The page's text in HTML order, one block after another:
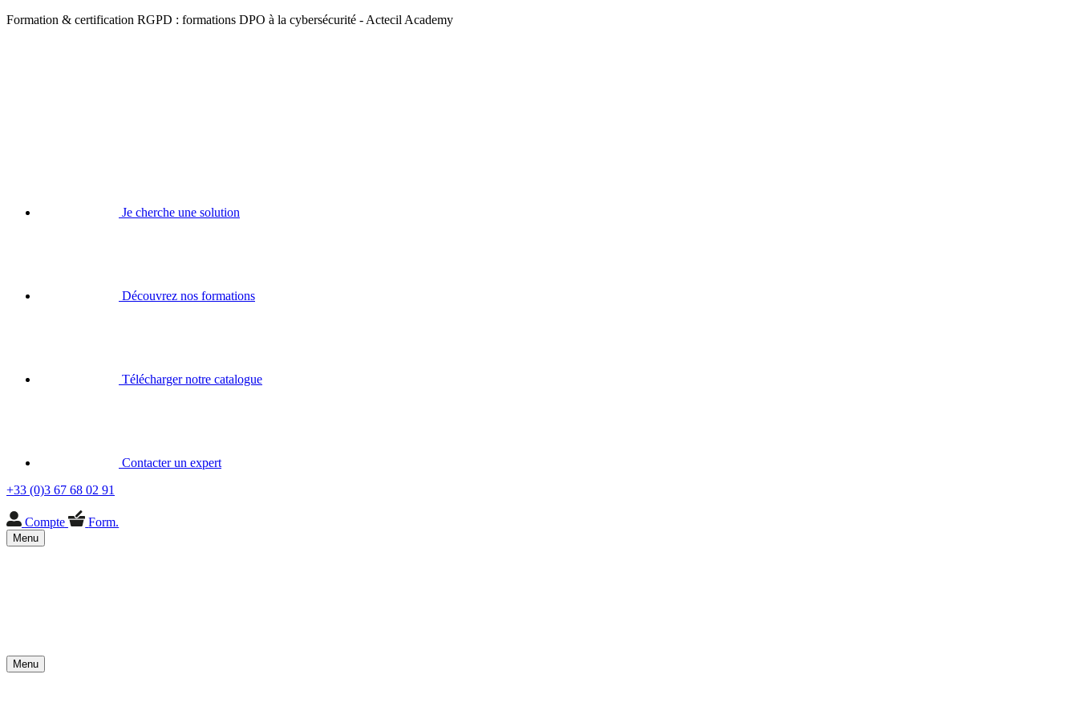
Formation & certification RGPD : formations DPO à la cybersécurité - Actecil Academy
Je cherche une solution
Découvrez nos formations
Télécharger notre catalogue
Contacter un expert
+33 (0)3 67 68 02 91
Compte Form.
Menu
Menu